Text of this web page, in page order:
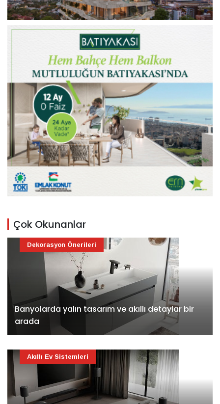
Çok Okunanlar
Banyolarda yalın tasarım ve akıllı detaylar bir
arada
Dekorasyon Önerileri
Akıllı Ev Sistemleri